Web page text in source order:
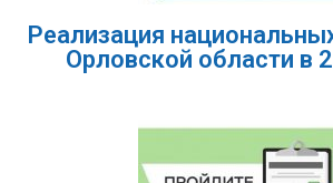
Реализация
Орловской области в